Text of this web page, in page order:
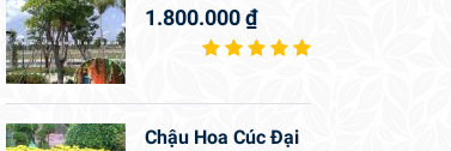
1.800.000₫
Chậu Hoa Cúc Đại